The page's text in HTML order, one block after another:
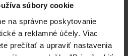
súbory cookie
na správne poskytovanie
a reklamné účely. Viac
prečítať a upraviť nastavenia